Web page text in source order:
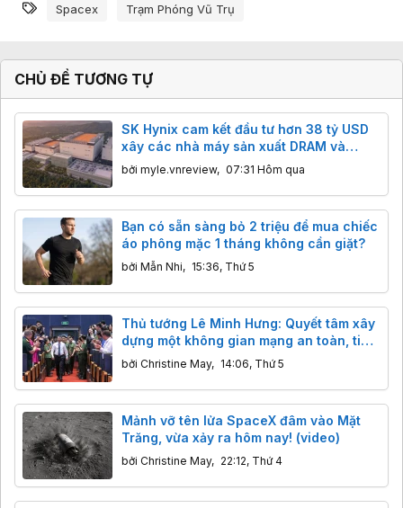
Từ khóa
Spacex Trạm Phóng Vũ Trụ
CHỦ ĐỀ TƯƠNG TỰ
SK Hynix cam kết đầu tư hơn 38 tỷ USD
xây các nhà máy sản xuất DRAM và
NAND mới
bởi myle.vnreview, 07:31 Hôm qua
Bạn có sẵn sàng bỏ 2 triệu để mua chiếc
áo phông mặc 1 tháng không cần giặt?
bởi Mẫn Nhi, 15:36, Thứ 5
Thủ tướng Lê Minh Hưng: Quyết tâm xây
dựng một không gian mạng an toàn, tin
cậy và nhân văn
bởi Christine May, 14:06, Thứ 5
Mảnh vỡ tên lửa SpaceX đâm vào Mặt
Trăng, vừa xảy ra hôm nay! (video)
bởi Christine May, 22:12, Thứ 4